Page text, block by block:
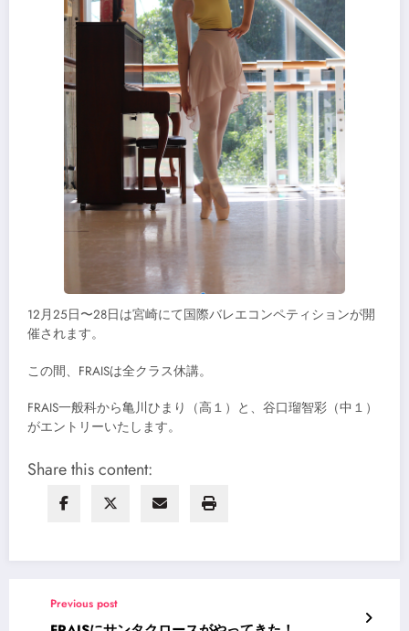
12月25日〜28日は宮崎にて国際バレエコンペティションが開
催されます。
この間、FRAISは全クラス休講。
FRAIS一般科から亀川ひまり（高１）と、谷口瑠智彩（中１）
がエントリーいたします。
Share this content:
Previous post